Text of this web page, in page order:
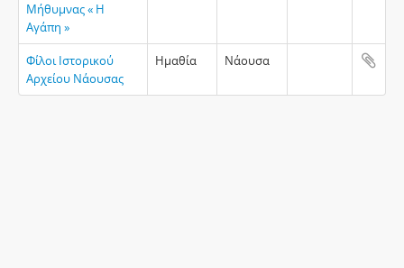
Μήθυμνας « Η
Αγάπη »
Φίλοι Ιστορικού
Αρχείου Νάουσας
Ημαθία Νάουσα